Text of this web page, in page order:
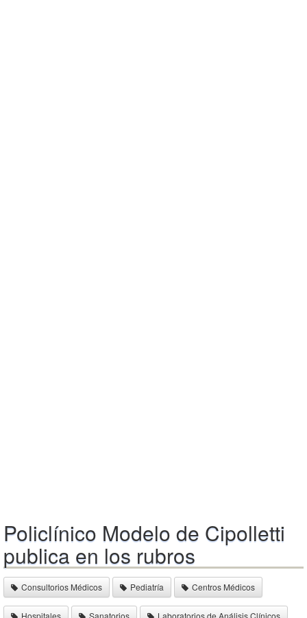
Policlínico Modelo de Cipolletti
publica en los rubros
Consultorios Médicos Pediatría Centros Médicos
Hospitales Sanatorios Laboratorios de Análisis Clínicos